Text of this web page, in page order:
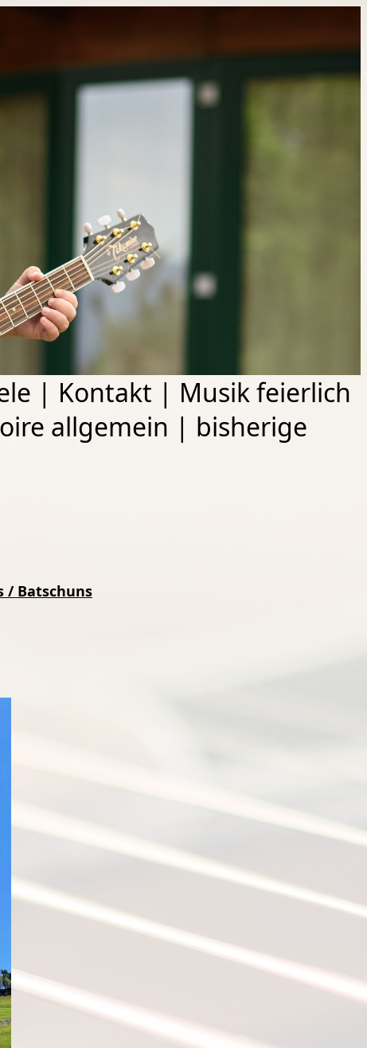
| Kontakt | Musik feierlich
allgemein | bisherige
/ Batschuns